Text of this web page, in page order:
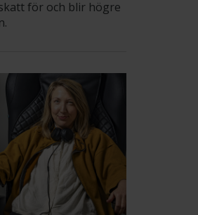
för och blir högre